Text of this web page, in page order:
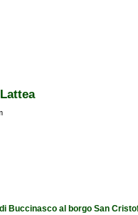
Buccinasco al borgo San